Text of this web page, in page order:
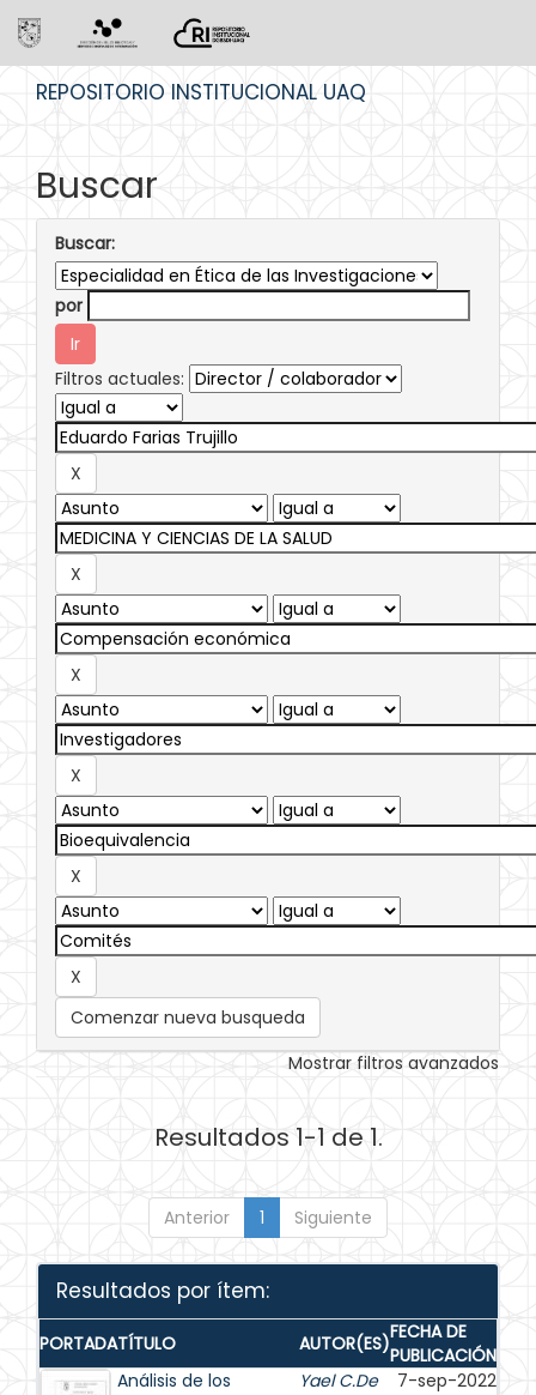
REPOSITORIO INSTITUCIONAL UAQ
Buscar
Buscar:
por
Filtros actuales:
Comenzar nueva busqueda
Mostrar filtros avanzados
Resultados 1-1 de 1.
Anterior 1 Siguiente
Resultados por ítem:
PORTADATÍTULO AUTOR(ES)FECHA DE
PUBLICACIÓN
Análisis de los
Yael C.De
7-sep-2022